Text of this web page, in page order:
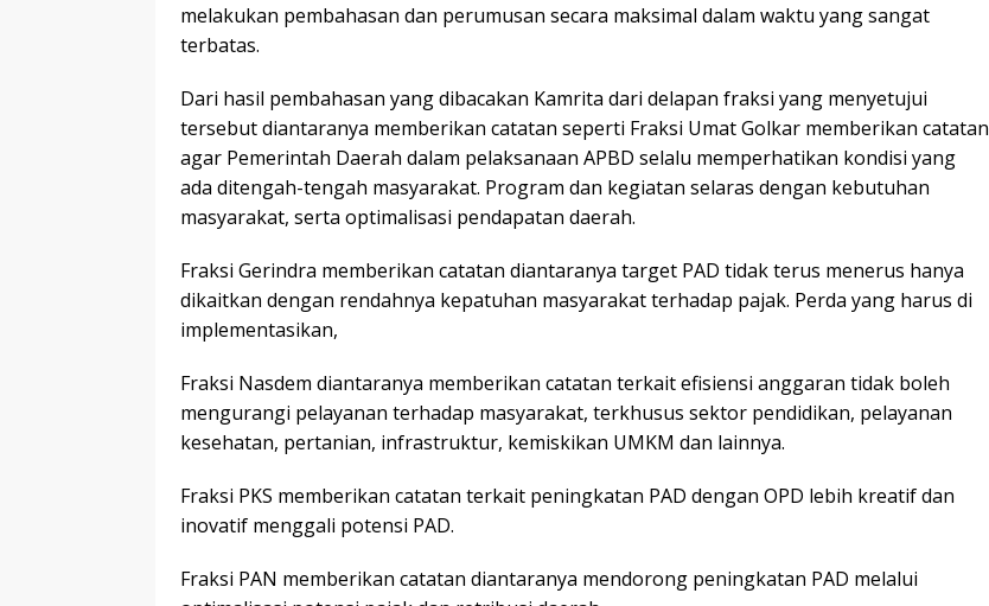
melakukan pembahasan dan perumusan secara maksimal dalam waktu yang sangat
terbatas.
Dari hasil pembahasan yang dibacakan Kamrita dari delapan fraksi yang menyetujui
tersebut diantaranya memberikan catatan seperti Fraksi Umat Golkar memberikan catatan
agar Pemerintah Daerah dalam pelaksanaan APBD selalu memperhatikan kondisi yang
ada ditengah-tengah masyarakat. Program dan kegiatan selaras dengan kebutuhan
masyarakat, serta optimalisasi pendapatan daerah.
Fraksi Gerindra memberikan catatan diantaranya target PAD tidak terus menerus hanya
dikaitkan dengan rendahnya kepatuhan masyarakat terhadap pajak. Perda yang harus di
implementasikan,
Fraksi Nasdem diantaranya memberikan catatan terkait efisiensi anggaran tidak boleh
mengurangi pelayanan terhadap masyarakat, terkhusus sektor pendidikan, pelayanan
kesehatan, pertanian, infrastruktur, kemiskikan UMKM dan lainnya.
Fraksi PKS memberikan catatan terkait peningkatan PAD dengan OPD lebih kreatif dan
inovatif menggali potensi PAD.
Fraksi PAN memberikan catatan diantaranya mendorong peningkatan PAD melalui